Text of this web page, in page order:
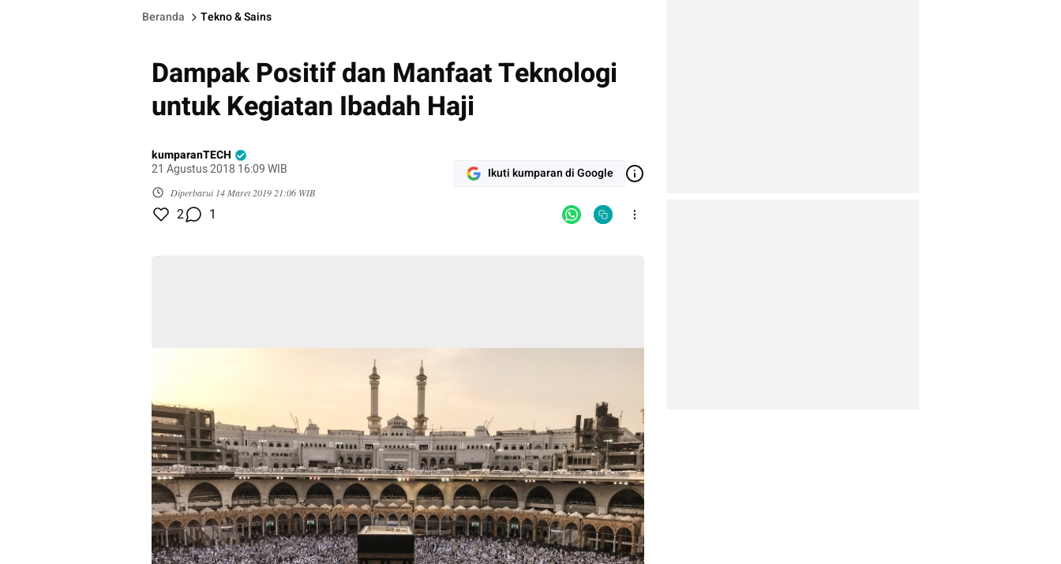
Beranda Tekno & Sains
Dampak Positif dan Manfaat Teknologi
untuk Kegiatan Ibadah Haji
kumparanTECH
21 Agustus 2018 16:09 WIB
Diperbarui 14 Maret 2019 21:06 WIB
Ikuti kumparan di Google
2 1